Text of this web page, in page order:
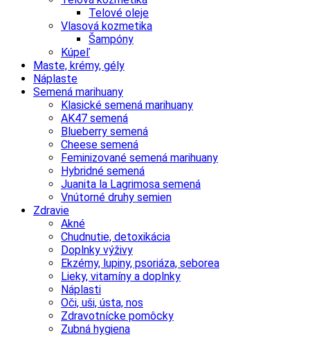
Telové oleje
Vlasová kozmetika
Šampóny
Kúpeľ
Maste, krémy, gély
Náplaste
Semená marihuany
Klasické semená marihuany
AK47 semená
Blueberry semená
Cheese semená
Feminizované semená marihuany
Hybridné semená
Juanita la Lagrimosa semená
Vnútorné druhy semien
Zdravie
Akné
Chudnutie, detoxikácia
Doplnky výživy
Ekzémy, lupiny, psoriáza, seborea
Lieky, vitamíny a doplnky
Náplasti
Oči, uši, ústa, nos
Zdravotnícke pomôcky
Zubná hygiena